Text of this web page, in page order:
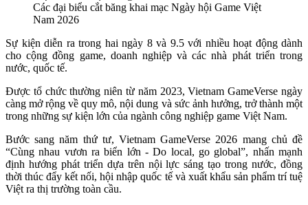
Các đại biểu cắt băng khai mạc Ngày hội Game Việt
Nam 2026
Sự kiện diễn ra trong hai ngày 8 và 9.5 với nhiều hoạt động dành
cho cộng đồng game, doanh nghiệp và các nhà phát triển trong
nước, quốc tế.
Được tổ chức thường niên từ năm 2023, Vietnam GameVerse ngày
càng mở rộng về quy mô, nội dung và sức ảnh hưởng, trở thành một
trong những sự kiện lớn của ngành công nghiệp game Việt Nam.
Bước sang năm thứ tư, Vietnam GameVerse 2026 mang chủ đề
“Cùng nhau vươn ra biển lớn - Do local, go global”, nhấn mạnh
định hướng phát triển dựa trên nội lực sáng tạo trong nước, đồng
thời thúc đẩy kết nối, hội nhập quốc tế và xuất khẩu sản phẩm trí tuệ
Việt ra thị trường toàn cầu.